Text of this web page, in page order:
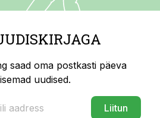
saad oma postkasti päeva
uudised.
Liitun